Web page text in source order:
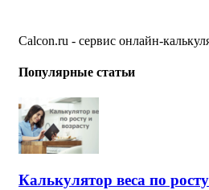
Calcon.ru - сервис онлайн-
Популярные статьи
Калькулятор веса по